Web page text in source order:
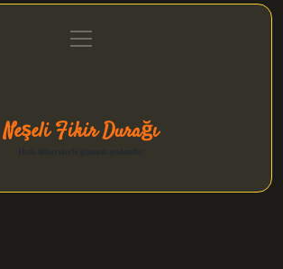
Gizlilik Politikası
menüyü
aç
Neşeli Fikir Durağı